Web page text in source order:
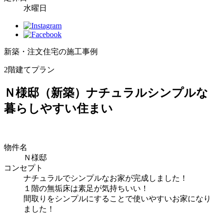
水曜日
新築・注文住宅の施工事例
2階建てプラン
Ｎ様邸（新築）ナチュラルシンプルな
暮らしやすい住まい
物件名
Ｎ様邸
コンセプト
ナチュラルでシンプルなお家が完成しました！
１階の無垢床は素足が気持ちいい！
間取りをシンプルにすることで使いやすいお家になり
ました！